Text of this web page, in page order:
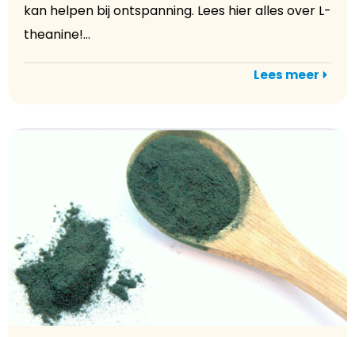
kan helpen bij ontspanning. Lees hier alles over L-
theanine!...
Lees meer